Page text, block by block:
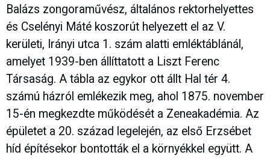
Balázs zongoraművész, általános rektorhelyettes
és Cselényi Máté koszorút helyezett el az V.
kerületi, Irányi utca 1. szám alatti emléktáblánál,
amelyet 1939-ben állíttatott a Liszt Ferenc
Társaság. A tábla az egykor ott állt Hal tér 4.
számú házról emlékezik meg, ahol 1875. november
15-én megkezdte működését a Zeneakadémia. Az
épületet a 20. század legelején, az első Erzsébet
híd építésekor bontották el a környékkel együtt. A